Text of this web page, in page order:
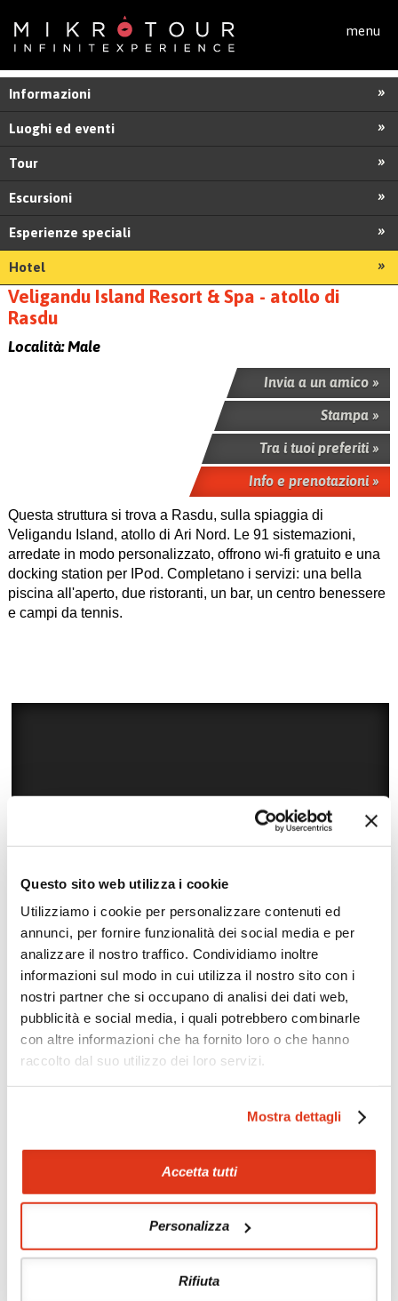
Questo sito web utilizza i cookie
Utilizziamo i cookie per personalizzare contenuti ed
annunci, per fornire funzionalità dei social media e per
analizzare il nostro traffico. Condividiamo inoltre
informazioni sul modo in cui utilizza il nostro sito con i
nostri partner che si occupano di analisi dei dati web,
pubblicità e social media, i quali potrebbero combinarle
con altre informazioni che ha fornito loro o che hanno
raccolto dal suo utilizzo dei loro servizi.
Mostra dettagli
Accetta tutti
Personalizza
Rifiuta
menu
Informazioni
Luoghi ed eventi
Tour
Escursioni
Esperienze speciali
Hotel
Veligandu Island Resort & Spa - atollo di
Rasdu
Località:Male
Invia a un amico »
Stampa »
Tra i tuoi preferiti »
Info e prenotazioni »
Questa struttura si trova a Rasdu, sulla spiaggia di
Veligandu Island, atollo di Ari Nord. Le 91 sistemazioni,
arredate in modo personalizzato, offrono wi-fi gratuito e una
docking station per IPod. Completano i servizi: una bella
piscina all'aperto, due ristoranti, un bar, un centro benessere
e campi da tennis.
Zoom Minimize map
Offerte
Quotazioni di alcune proposte di viaggio, modificabili su
richiesta
Scopri i prezzi »
consigli e suggerimenti sulle tue località preferite.